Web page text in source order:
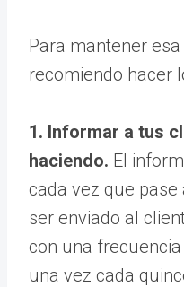
Para mantener
recomiendo hacer
1. Informar a tus
haciendo. El
cada vez que
ser enviado al
con una
una vez cada